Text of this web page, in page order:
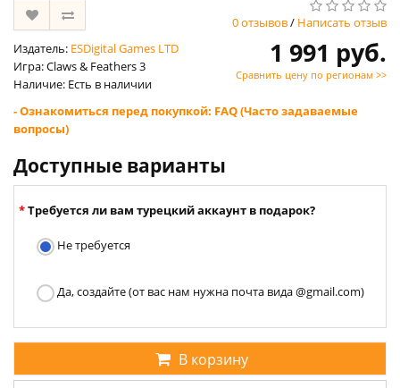
0 отзывов/ Написать отзыв
Издатель: ESDigital Games LTD
Игра: Claws & Feathers 3
Наличие: Есть в наличии
1 991 руб.
Сравнить цену по регионам >>
- Ознакомиться перед покупкой: FAQ (Часто задаваемые
вопросы)
Доступные варианты
Требуется ли вам турецкий аккаунт в подарок?
Не требуется
Да, создайте (от вас нам нужна почта вида @gmail.com)
В корзину